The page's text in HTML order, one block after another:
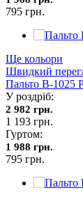
795 грн.
Ще кольори
Швидкий
Пальто В-1025
У роздріб:
2 982 грн.
1 193 грн.
Гуртом:
1 988 грн.
795 грн.